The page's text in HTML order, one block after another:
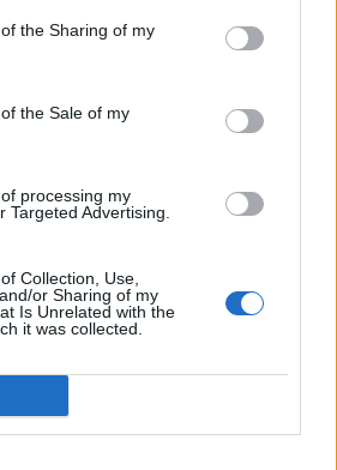
the Sharing of my
the Sale of my
processing my
Targeted Advertising.
Collection, Use,
or Sharing of my
Is Unrelated with the
it was collected.